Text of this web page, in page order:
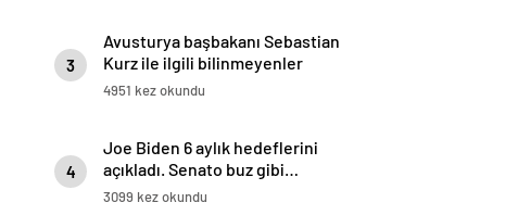
3
Avusturya başbakanı Sebastian
Kurz ile ilgili bilinmeyenler
4951 kez okundu
4
Joe Biden 6 aylık hedeflerini
açıkladı. Senato buz gibi…
3099 kez okundu